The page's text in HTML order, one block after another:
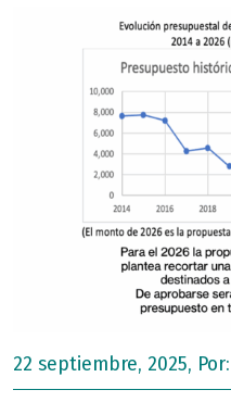
22 septiembre, 2025, Por: